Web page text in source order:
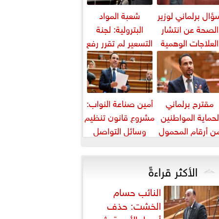
برلماني لوزير
الصحة عن انتشار
العلاجات الوهمية
لمرضى السرطان
شعبة المواد
البترولية: لجنة
التسعير لم تقرر رفع
أسعار البنزين
والسولار حتى...
مقترح برلماني
لحماية المواطنين
أرقام المحمول
أمين صناعة النواب:
مشروع قانون تنظيم
وسائل التواصل
العميق ويحمي...
الأكثر قراءةً
النائب حسام
الخشت: حذف